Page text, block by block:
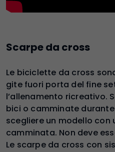
Scarpe da cross
Le biciclette da cross
gite fuori porta del fine
l’allenamento ricreativo.
bici o camminate
scegliere un modello
camminata. Non deve
Le scarpe da cross con